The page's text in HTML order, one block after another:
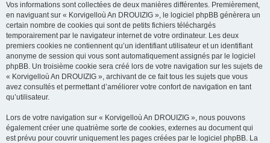
Vos informations sont collectées de deux manières différentes. Premièrement,
en naviguant sur « Korvigelloù An DROUIZIG », le logiciel phpBB génèrera un
certain nombre de cookies qui sont de petits fichiers téléchargés
temporairement par le navigateur internet de votre ordinateur. Les deux
premiers cookies ne contiennent qu’un identifiant utilisateur et un identifiant
anonyme de session qui vous sont automatiquement assignés par le logiciel
phpBB. Un troisième cookie sera créé lors de votre navigation sur les sujets de
« Korvigelloù An DROUIZIG », archivant de ce fait tous les sujets que vous
avez consultés et permettant d’améliorer votre confort de navigation en tant
qu’utilisateur.
Lors de votre navigation sur « Korvigelloù An DROUIZIG », nous pouvons
également créer une quatrième sorte de cookies, externes au document qui
est prévu pour couvrir uniquement les pages créées par le logiciel phpBB. La